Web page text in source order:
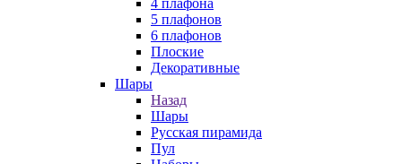
4 плафона
5 плафонов
6 плафонов
Плоские
Декоративные
Шары
Назад
Шары
Русская пирамида
Пул